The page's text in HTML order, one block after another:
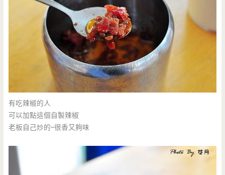
有吃辣椒的人
可以加點這個自製辣椒
老板自己炒的~很香又夠味